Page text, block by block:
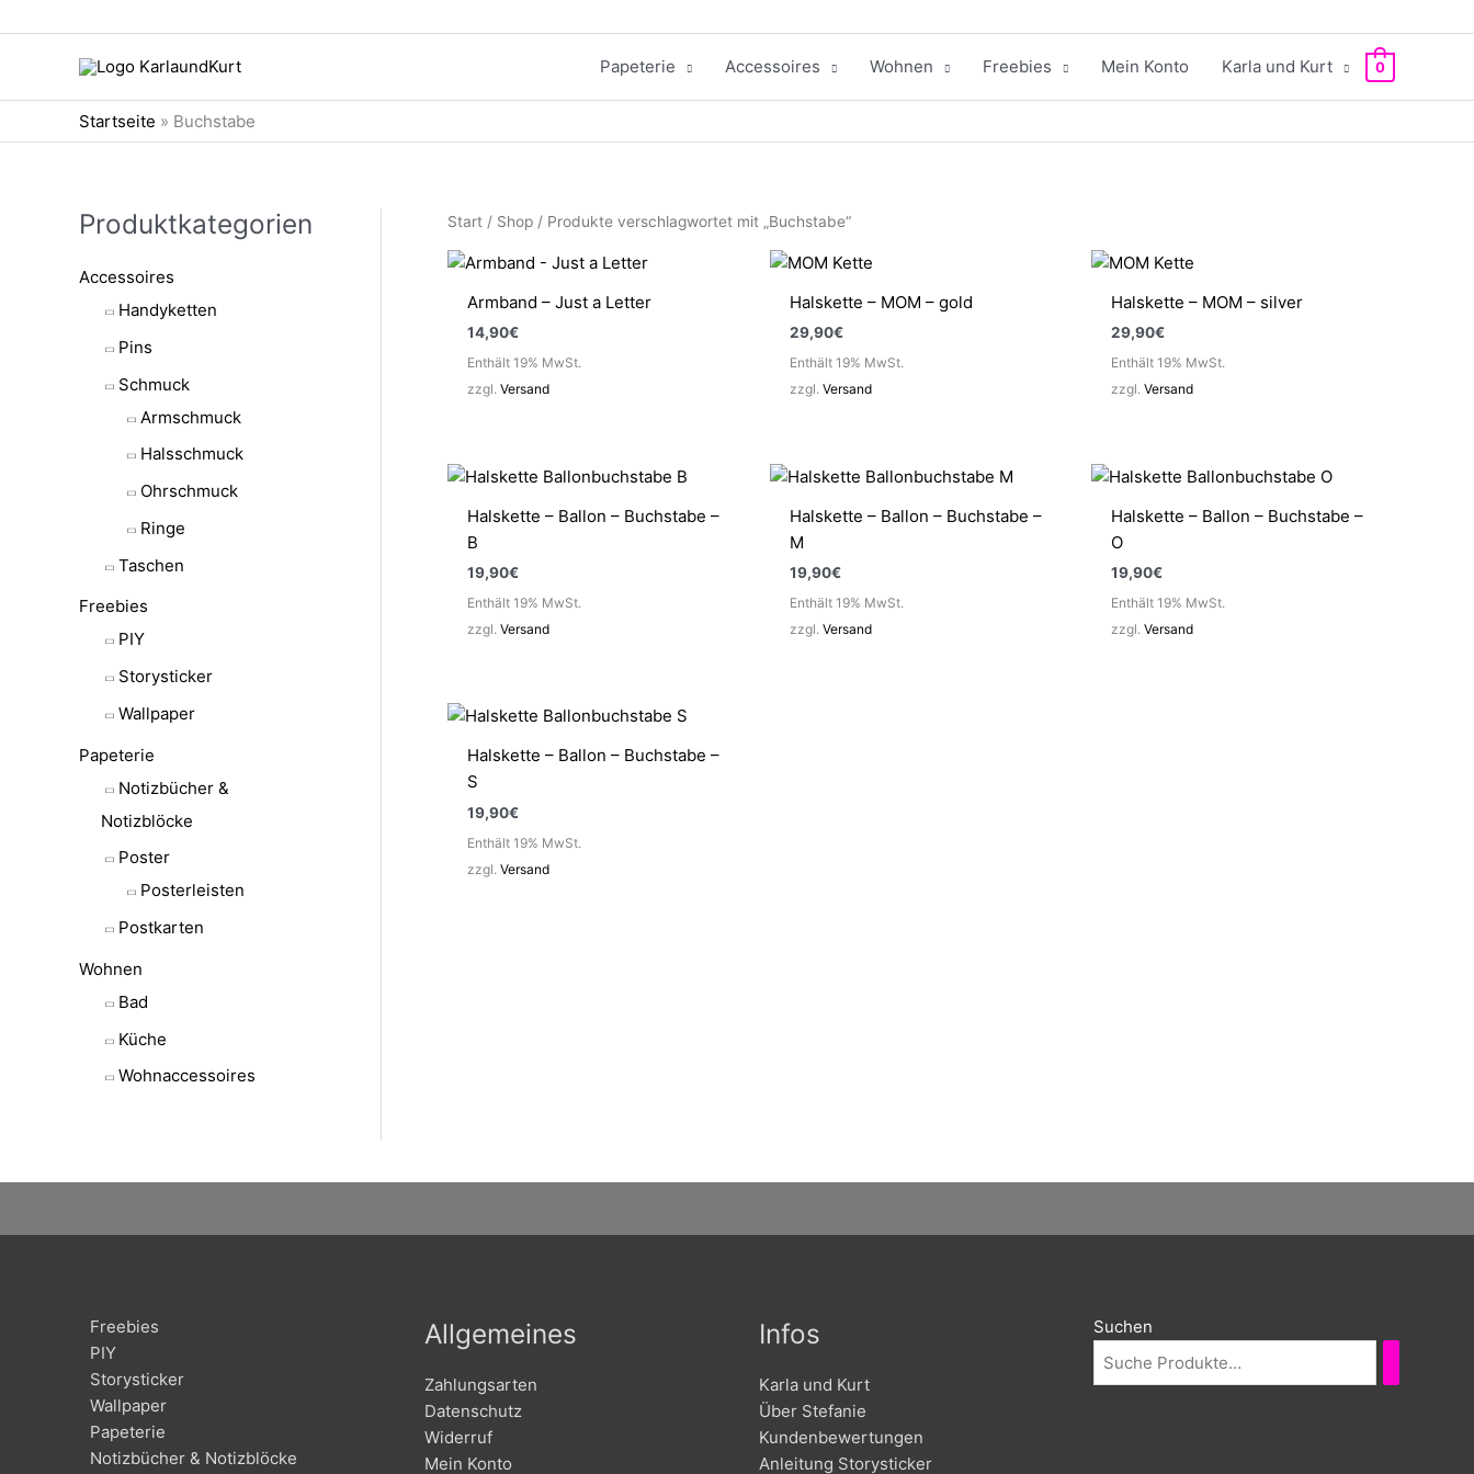
Inhalt
Papeterie Accessoires Wohnen Freebies Mein Konto Karla und Kurt 0
Startseite » Buchstabe
Produktkategorien
Accessoires
Handyketten
Pins
Schmuck
Armschmuck
Halsschmuck
Ohrschmuck
Ringe
Taschen
Freebies
PIY
Storysticker
Wallpaper
Papeterie
Notizbücher &
Notizblöcke
Poster
Posterleisten
Postkarten
Wohnen
Bad
Küche
Wohnaccessoires
Start / Shop / Produkte verschlagwortet mit „Buchstabe“
Armband – Just a Letter
14,90€
Enthält 19% MwSt.
zzgl. Versand
Halskette – MOM – gold
29,90€
Enthält 19% MwSt.
zzgl. Versand
Halskette – MOM – silver
29,90€
Enthält 19% MwSt.
zzgl.Versand
Halskette – Ballon – Buchstabe –
B
19,90€
Enthält 19% MwSt.
zzgl. Versand
Halskette – Ballon – Buchstabe –
M
19,90€
Enthält 19% MwSt.
zzgl. Versand
Halskette – Ballon – Buchstabe –
O
19,90€
Enthält 19% MwSt.
zzgl.Versand
Halskette – Ballon – Buchstabe –
S
19,90€
Enthält 19% MwSt.
zzgl. Versand
Freebies
PIY
Storysticker
Wallpaper
Papeterie
Notizbücher & Notizblöcke
Allgemeines
Zahlungsarten
Datenschutz
Widerruf
Mein Konto
Infos
Karla und Kurt
Über Stefanie
Kundenbewertungen
Anleitung Storysticker
Suchen